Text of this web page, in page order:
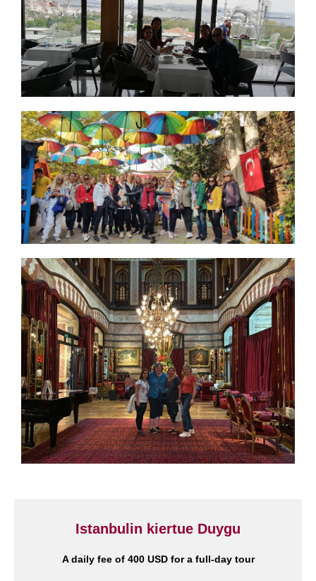
Istanbulin kiertue Duygu
A daily fee of 400 USD for a full-day tour